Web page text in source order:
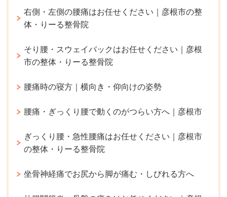
右側・左側の腰痛はお任せください｜彦根市の整
体・りーる整骨院
そり腰・スウェイバックはお任せください｜彦根
市の整体・りーる整骨院
腰痛時の寝方｜横向き・仰向けの姿勢
腰痛・ぎっくり腰で動くのがつらい方へ｜彦根市
ぎっくり腰・急性腰痛はお任せください｜彦根市
の整体・りーる整骨院
坐骨神経痛でお尻から脚が痛む・しびれる方へ